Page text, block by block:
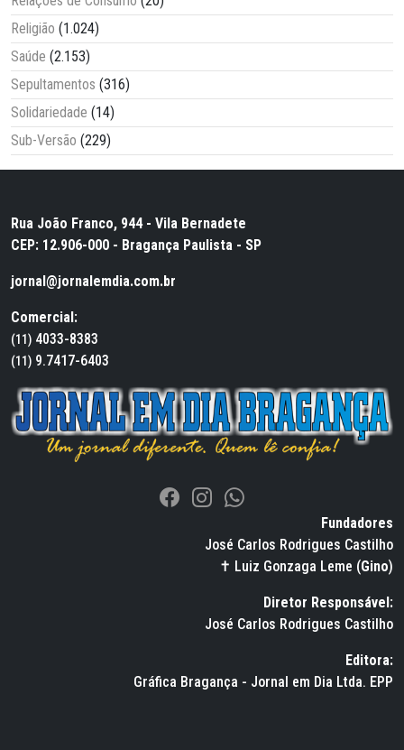
Religião (1.024)
Saúde (2.153)
Sepultamentos (316)
Solidariedade (14)
Sub-Versão (229)
Rua João Franco, 944 - Vila Bernadete
CEP: 12.906-000 - Bragança Paulista - SP
jornal@jornalemdia.com.br
Comercial:
(11) 4033-8383
(11) 9.7417-6403
Fundadores
José Carlos Rodrigues Castilho
✝ Luiz Gonzaga Leme (Gino)
Diretor Responsável:
José Carlos Rodrigues Castilho
Editora:
Gráfica Bragança - Jornal em Dia Ltda. EPP